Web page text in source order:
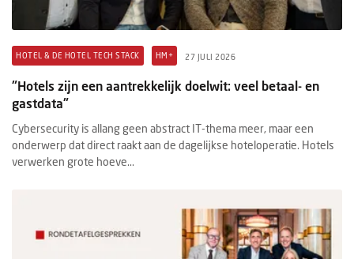
HOTEL & DE HOTEL TECH STACK HM+ 27 JULI 2026
"Hotels zijn een aantrekkelijk doelwit: veel betaal- en
gastdata"
Cybersecurity is allang geen abstract IT-thema meer, maar een
onderwerp dat direct raakt aan de dagelijkse hoteloperatie. Hotels
verwerken grote hoeve...